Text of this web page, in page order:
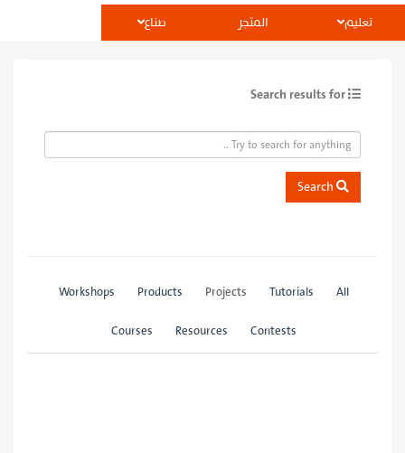
تعليم المتجر صناع
All
Tutorials
Projects
Products
Workshops
Contests
Resources
Courses